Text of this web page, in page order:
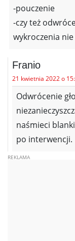
-pouczenie
-czy też
wykroczenia
Franio
21 kwietnia 2022 o
Odwrócenie
naśmieci
po interwencji.